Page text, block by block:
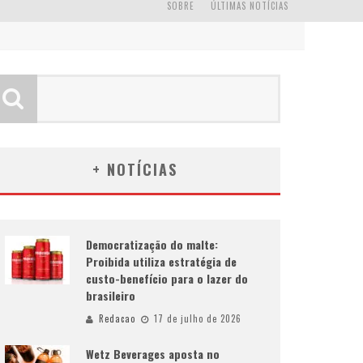
ÚLTIMAS NOTÍCIAS
SOBRE
+ NOTÍCIAS
Democratização do malte:
Proibida utiliza estratégia de
custo-benefício para o lazer do
brasileiro
Redacao 17 de julho de 2026
Wetz Beverages aposta no